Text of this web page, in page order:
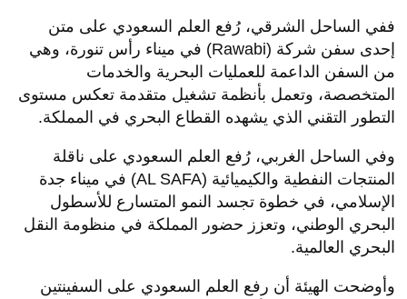
ففي الساحل الشرقي، رُفع العلم السعودي على متن
إحدى سفن شركة (Rawabi) في ميناء رأس تنورة، وهي
من السفن الداعمة للعمليات البحرية والخدمات
المتخصصة، وتعمل بأنظمة تشغيل متقدمة تعكس مستوى
التطور التقني الذي يشهده القطاع البحري في المملكة.
وفي الساحل الغربي، رُفع العلم السعودي على ناقلة
المنتجات النفطية والكيميائية (AL SAFA) في ميناء جدة
الإسلامي، في خطوة تجسد النمو المتسارع للأسطول
البحري الوطني، وتعزز حضور المملكة في منظومة النقل
البحري العالمية.
وأوضحت الهيئة أن رفع العلم السعودي على السفينتين